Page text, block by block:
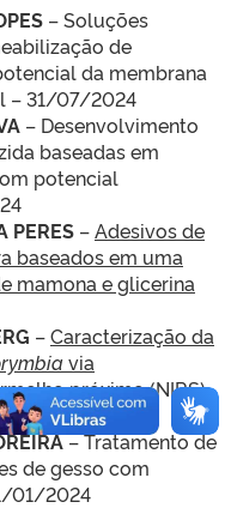
– Soluções
de
da membrana
– 31/07/2024
– Desenvolvimento
baseadas em
potencial
PERES –Adesivos de
baseados em uma
mamona e glicerina
–Caracterização da
via
próximo(NIRS)
– Tratamento de
de gesso com
01/2024